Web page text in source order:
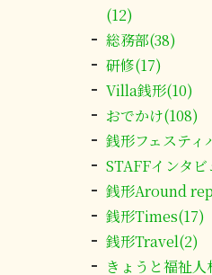
(12)
総務部(38)
研修(17)
Villa銭形(10)
おでかけ(108)
銭形フェスティ
STAFFインタ
銭形Around
銭形Times(17)
銭形Travel(2)
きょうと福祉